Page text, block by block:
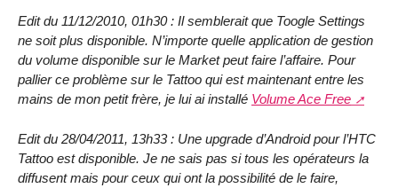
Edit du 11/12/2010, 01h30 : Il semblerait que Toogle Settings
ne soit plus disponible. N’importe quelle application de gestion
du volume disponible sur le Market peut faire l’affaire. Pour
pallier ce problème sur le Tattoo qui est maintenant entre les
mains de mon petit frère, je lui ai installé Volume Ace Free
Edit du 28/04/2011, 13h33 : Une upgrade d’Android pour l’HTC
Tattoo est disponible. Je ne sais pas si tous les opérateurs la
diffusent mais pour ceux qui ont la possibilité de le faire,